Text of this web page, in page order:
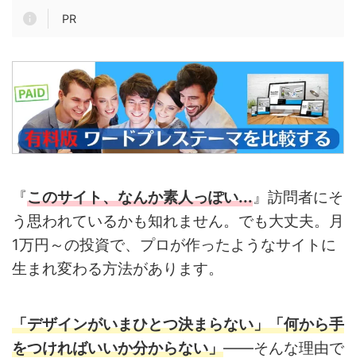
PR
『このサイト、なんか素人っぽい...』訪問者にそ
う思われているかも知れません。でも大丈夫。月
1万円～の投資で、プロが作ったようなサイトに
生まれ変わる方法があります。
「デザインがいまひとつ決まらない」「何から手
をつければいいか分からない」——そんな理由で